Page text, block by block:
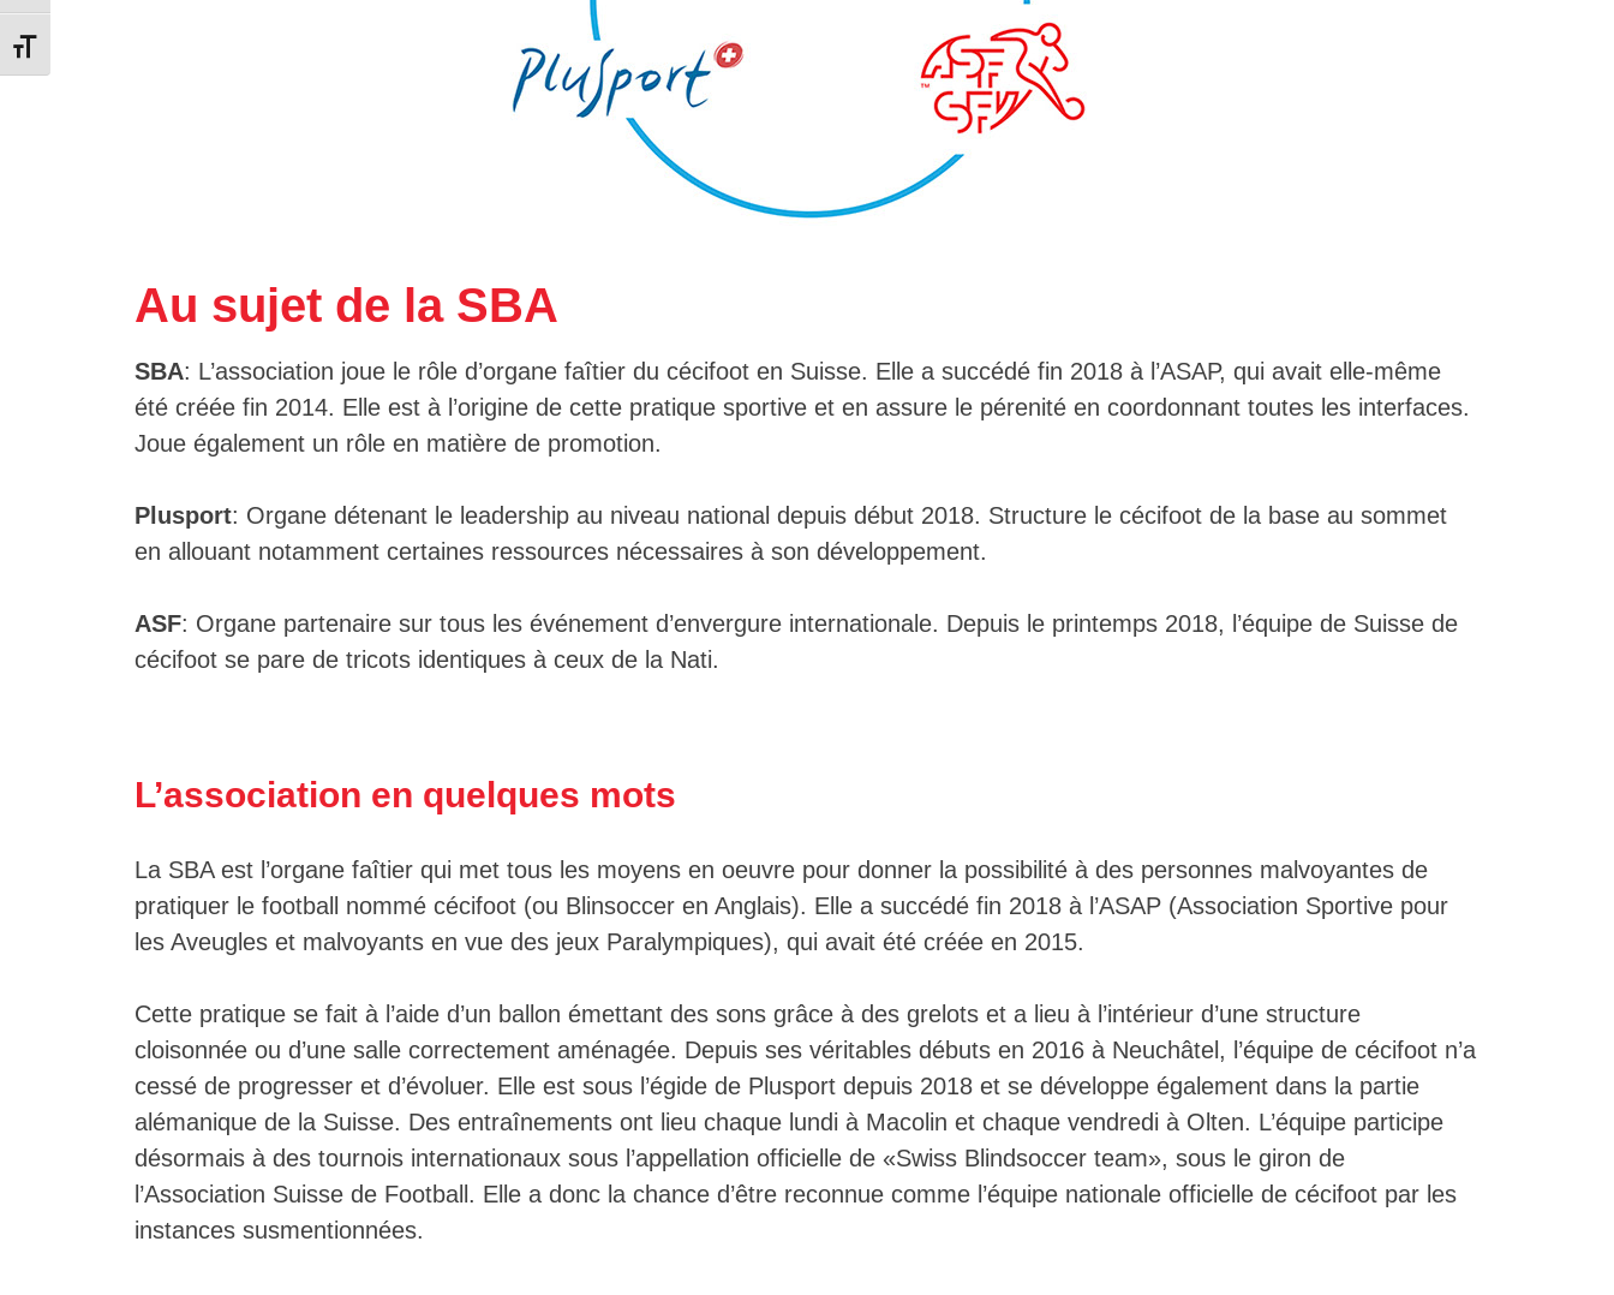
Toggle Font size
Au sujet de la SBA
SBA: L’association joue le rôle d’organe faîtier du cécifoot en Suisse. Elle a succédé fin 2018 à l’ASAP, qui avait elle-même
été créée fin 2014. Elle est à l’origine de cette pratique sportive et en assure le pérenité en coordonnant toutes les interfaces.
Joue également un rôle en matière de promotion.
Plusport: Organe détenant le leadership au niveau national depuis début 2018. Structure le cécifoot de la base au sommet
en allouant notamment certaines ressources nécessaires à son développement.
ASF: Organe partenaire sur tous les événement d’envergure internationale. Depuis le printemps 2018, l’équipe de Suisse de
cécifoot se pare de tricots identiques à ceux de la Nati.
L’association en quelques mots​
La SBA est l’organe faîtier qui met tous les moyens en oeuvre pour donner la possibilité à des personnes malvoyantes de
pratiquer le football nommé cécifoot (ou Blinsoccer en Anglais). Elle a succédé fin 2018 à l’ASAP (Association Sportive pour
les Aveugles et malvoyants en vue des jeux Paralympiques), qui avait été créée en 2015.
Cette pratique se fait à l’aide d’un ballon émettant des sons grâce à des grelots et a lieu à l’intérieur d’une structure
cloisonnée ou d’une salle correctement aménagée. Depuis ses véritables débuts en 2016 à Neuchâtel, l’équipe de cécifoot n’a
cessé de progresser et d’évoluer. Elle est sous l’égide de Plusport depuis 2018 et se développe également dans la partie
alémanique de la Suisse. Des entraînements ont lieu chaque lundi à Macolin et chaque vendredi à Olten. L’équipe participe
désormais à des tournois internationaux sous l’appellation officielle de «Swiss Blindsoccer team», sous le giron de
l’Association Suisse de Football. Elle a donc la chance d’être reconnue comme l’équipe nationale officielle de cécifoot par les
instances susmentionnées.